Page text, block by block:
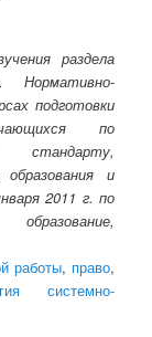
раздела
Нормативно-
подготовки
по
стандарту,
и
2011 г. по
работы, право,
системно-